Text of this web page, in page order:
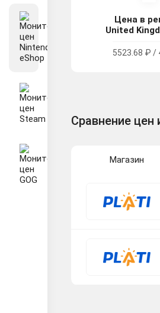
Цена в
United
5523.68 ₽ /
Сравнение цен
Магазин